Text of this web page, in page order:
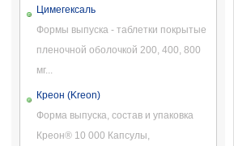
Цимегексаль
Формы выпуска - таблетки покрытые
пленочной оболочкой 200, 400, 800
мг...
Креон (Kreon)
Форма выпуска, состав и упаковка
Креон® 10 000 Капсулы,